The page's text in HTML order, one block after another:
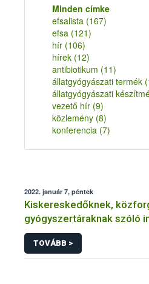
Minden címke
efsalista (167)
efsa (121)
hír (106)
hírek (12)
antibiotikum (11)
állatgyógyászati termék
állatgyógyászati
vezető hír (9)
közlemény (8)
konferencia (7)
2022. január 7, péntek
Kiskereskedőknek,
gyógyszertáraknak szóló
TOVÁBB >